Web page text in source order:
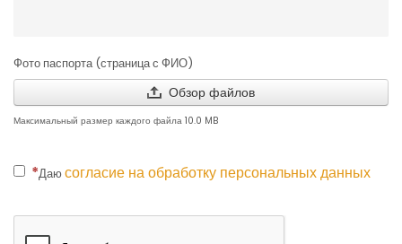
Фото паспорта (страница с ФИО)
Обзор файлов
Максимальный размер каждого файла 10.0 MB
Даюсогласие на обработку персональных данных